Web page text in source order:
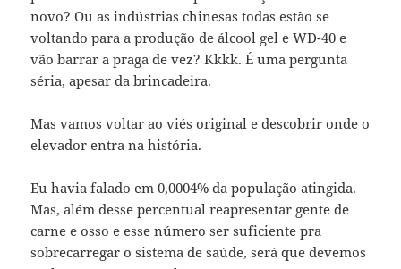
novo? Ou as indústrias chinesas todas estão se
voltando para a produção de álcool gel e WD-40 e
vão barrar a praga de vez? Kkkk. É uma pergunta
séria, apesar da brincadeira.
Mas vamos voltar ao viés original e descobrir onde o
elevador entra na história.
Eu havia falado em 0,0004% da população atingida.
Mas, além desse percentual reapresentar gente de
carne e osso e esse número ser suficiente pra
sobrecarregar o sistema de saúde, será que devemos